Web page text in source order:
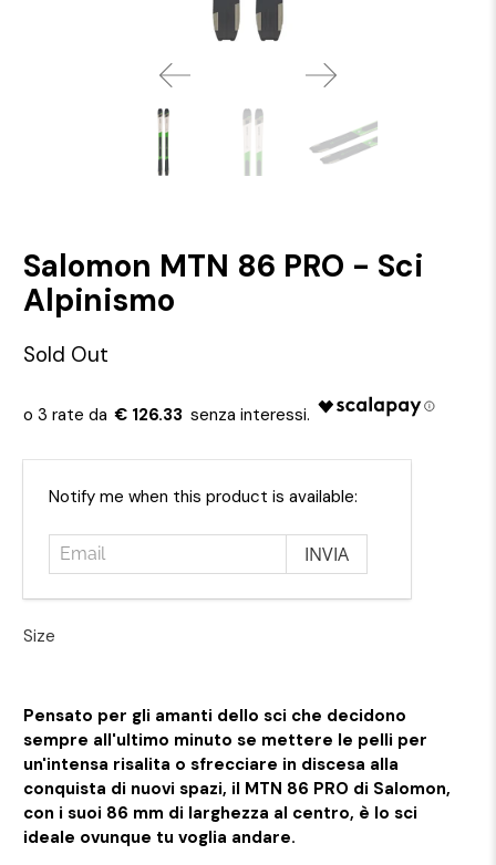
Salomon MTN 86 PRO - Sci
Alpinismo
Sold Out
€ 126.33
Email
Notify me when this product is available:
Size
Pensato per gli amanti dello sci che decidono
sempre all'ultimo minuto se mettere le pelli per
un'intensa risalita o sfrecciare in discesa alla
conquista di nuovi spazi, il MTN 86 PRO di Salomon,
con i suoi 86 mm di larghezza al centro, è lo sci
ideale ovunque tu voglia andare.